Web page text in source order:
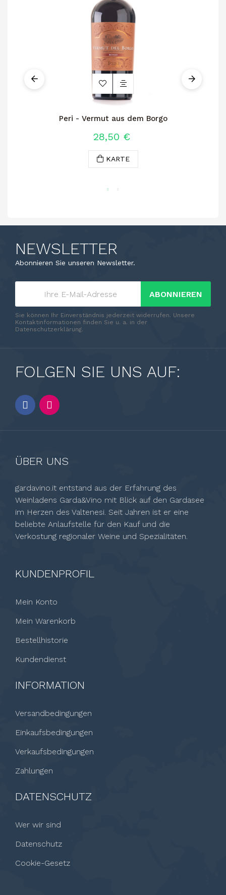
Peri - Vermut aus dem Borgo
28,50 €
KARTE
NEWSLETTER
Abonnieren Sie unseren Newsletter.
ABONNIEREN
Sie können Ihr Einverständnis jederzeit widerrufen. Unsere
Kontaktinformationen finden Sie u. a. in der
Datenschutzerklärung.
FOLGEN SIE UNS AUF:
ÜBER UNS
gardavino.it entstand aus der Erfahrung des
Weinladens Garda&Vino mit Blick auf den Gardasee
im Herzen des Valtenesi. Seit Jahren ist er eine
beliebte Anlaufstelle für den Kauf und die
Verkostung regionaler Weine und Spezialitäten.
KUNDENPROFIL
Mein Konto
Mein Warenkorb
Bestellhistorie
Kundendienst
INFORMATION
Versandbedingungen
Einkaufsbedingungen
Verkaufsbedingungen
Zahlungen
DATENSCHUTZ
Wer wir sind
Datenschutz
Cookie-Gesetz